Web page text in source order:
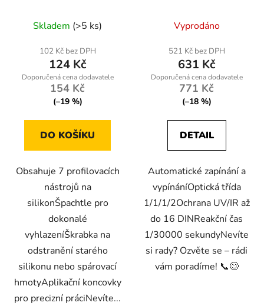
Skladem (>5 ks)
102 Kč bez DPH
124 Kč
154 Kč
(–19 %)
DO KOŠÍKU
Obsahuje 7 profilovacích
nástrojů na
silikonŠpachtle pro
dokonalé
vyhlazeníŠkrabka na
odstranění starého
silikonu nebo spárovací
hmotyAplikační koncovky
pro precizní práciNevíte...
Vyprodáno
521 Kč bez DPH
631 Kč
771 Kč
(–18 %)
DETAIL
Automatické zapínání a
vypínáníOptická třída
1/1/1/2Ochrana UV/IR až
do 16 DINReakční čas
1/30000 sekundyNevíte
si rady? Ozvěte se – rádi
vám poradíme! 📞😊